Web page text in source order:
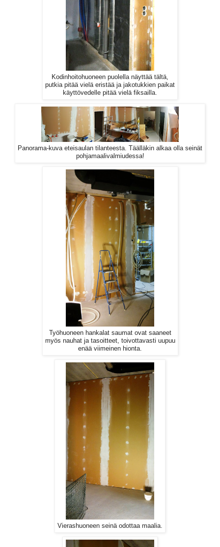
Kodinhoitohuoneen puolella näyttää tältä,
putkia pitää vielä eristää ja jakotukkien paikat
käyttövedelle pitää vielä fiksailla.
Panorama-kuva eteisaulan tilanteesta. Täälläkin alkaa olla seinät
pohjamaalivalmiudessa!
Työhuoneen hankalat saumat ovat saaneet
myös nauhat ja tasoitteet, toivottavasti uupuu
enää viimeinen hionta.
Vierashuoneen seinä odottaa maalia.